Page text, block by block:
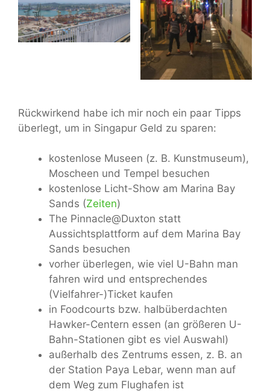
Rückwirkend habe ich mir noch ein paar Tipps
überlegt, um in Singapur Geld zu sparen:
kostenlose Museen (z. B. Kunstmuseum),
Moscheen und Tempel besuchen
kostenlose Licht-Show am Marina Bay
Sands (Zeiten)
The Pinnacle@Duxton statt
Aussichtsplattform auf dem Marina Bay
Sands besuchen
vorher überlegen, wie viel U-Bahn man
fahren wird und entsprechendes
(Vielfahrer-)Ticket kaufen
in Foodcourts bzw. halbüberdachten
Hawker-Centern essen (an größeren U-
Bahn-Stationen gibt es viel Auswahl)
außerhalb des Zentrums essen, z. B. an
der Station Paya Lebar, wenn man auf
dem Weg zum Flughafen ist